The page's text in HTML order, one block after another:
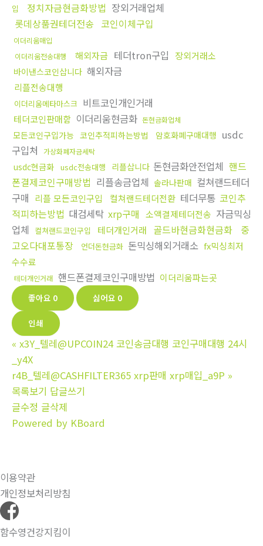
입
정치자금현금화방법 장외거래업체
롯데상품권테더전송 코인이체구입
이더리움매입
이더리움전송대행
해외자금 테더tron구입 장외거래소
바이낸스코인삽니다 해외자금
리플전송대행
이더리움메타마스크 비트코인개인거래
테더코인판매함 이더리움현금화 돈현금화업체
모든코인구입가능 코인추적피하는방법 암호화폐구매대행 usdc
구입처
가상화폐자금세탁
usdc현금화 usdc전송대행 리플삽니다 돈현금화안전업체 핸드
폰결제코인구매방법 리플송금업체 솔라나판매 컬쳐랜드테더
구매 리플 모든코인구입 컬쳐랜드테더전환 테더무통 코인추
적피하는방법 대검세탁 xrp구매 소액결제테더전송 자금믹싱
업체
컬쳐랜드코인구입 테더개인거래 골드바현금화현금화
중
고오다대포통장
언더돈현금화 돈믹싱해외거래소 fx믹싱최저
수수료
테더개인거래 핸드폰결제코인구매방법 이더리움파는곳
좋아요 0 싫어요 0
인쇄
« x3Y_텔레@UPCOIN24 코인송금대행 코인구매대행 24시
_y4X
r4B_텔레@CASHFILTER365 xrp판매 xrp매입_a9P »
목록보기 답글쓰기
글수정 글삭제
Powered by KBoard
이용약관
개인정보처리방침
함수영건강지킴이